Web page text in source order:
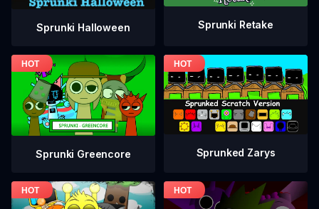
Sprunki Halloween Sprunki Retake
Sprunki Greencore Sprunked Zarys